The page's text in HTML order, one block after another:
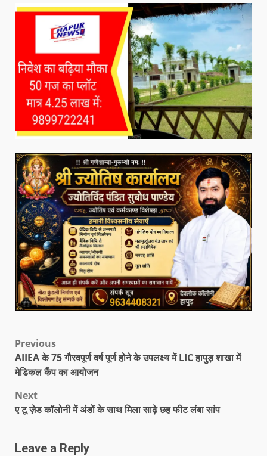
Previous
AIIEA के 75 गौरवपूर्ण वर्ष पूर्ण होने के उपलक्ष्य में LIC हापुड़ शाखा में
मेडिकल कैंप का आयोजन
Next
ए टू ज़ेड कॉलोनी में अंडों के साथ मिला साढ़े छह फीट लंबा सांप
Leave a Reply